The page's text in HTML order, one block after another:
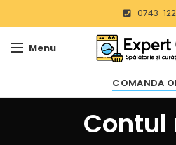
0743-
Menu
COMANDA
Contul